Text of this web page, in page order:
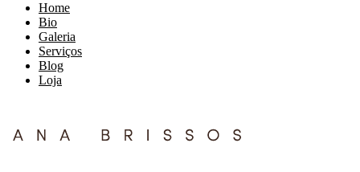
Home
Bio
Galeria
Serviços
Blog
Loja